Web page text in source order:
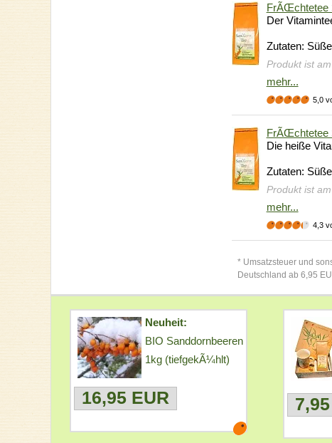
FrÃŒchtetee
Der
Zutaten:
Produkt ist
mehr...
5,0
FrÃŒchtetee
Die heiße
Zutaten:
Produkt ist
mehr...
4,3
* Umsatzsteuer und
Deutschland ab 6,95
Neuheit:
BIO Sanddornbeeren
1kg (tiefgekÃ¼hlt)
16,95 EUR